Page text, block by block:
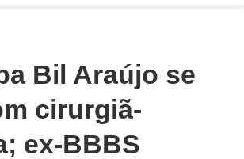
Bil Araújo se
cirurgiã-
ex-BBBS